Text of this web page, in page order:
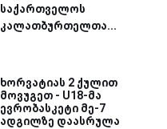
საქართველოს
კალათბურთელთა...
ხორვატიას 2 ქულით
მოვუგეთ - U18-მა
ევრობასკეტი მე-7
ადგილზე დაასრულა